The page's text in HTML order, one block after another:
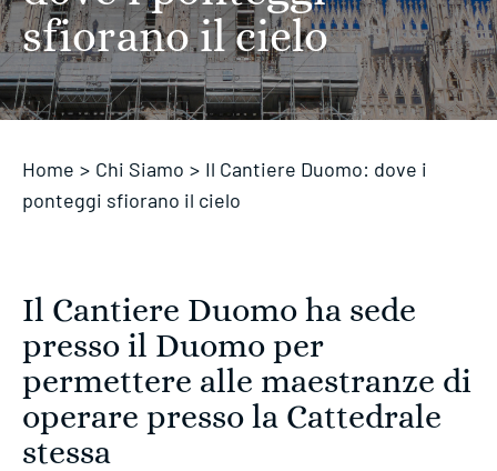
sfiorano il cielo
Home > Chi Siamo > Il Cantiere Duomo: dove i
ponteggi sfiorano il cielo
Il Cantiere Duomo ha sede
presso il Duomo per
permettere alle maestranze di
operare presso la Cattedrale
stessa